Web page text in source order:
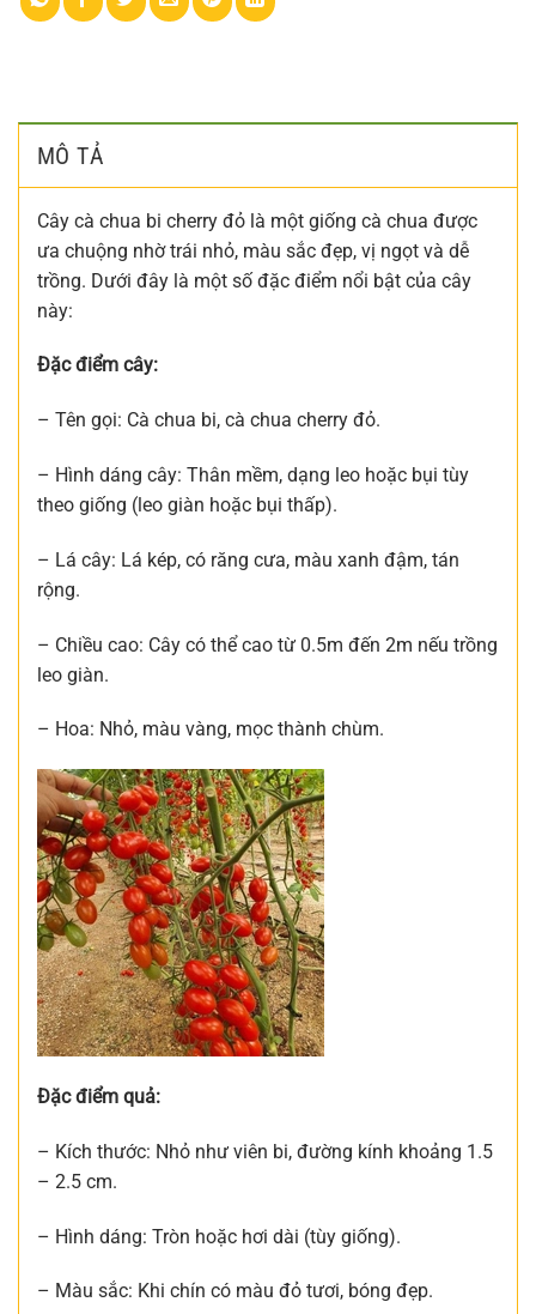
MÔ TẢ
Cây cà chua bi cherry đỏ là một giống cà chua được
ưa chuộng nhờ trái nhỏ, màu sắc đẹp, vị ngọt và dễ
trồng. Dưới đây là một số đặc điểm nổi bật của cây
này:
Đặc điểm cây:
– Tên gọi: Cà chua bi, cà chua cherry đỏ.
– Hình dáng cây: Thân mềm, dạng leo hoặc bụi tùy
theo giống (leo giàn hoặc bụi thấp).
– Lá cây: Lá kép, có răng cưa, màu xanh đậm, tán
rộng.
– Chiều cao: Cây có thể cao từ 0.5m đến 2m nếu trồng
leo giàn.
– Hoa: Nhỏ, màu vàng, mọc thành chùm.
Đặc điểm quả:
– Kích thước: Nhỏ như viên bi, đường kính khoảng 1.5
– 2.5 cm.
– Hình dáng: Tròn hoặc hơi dài (tùy giống).
– Màu sắc: Khi chín có màu đỏ tươi, bóng đẹp.